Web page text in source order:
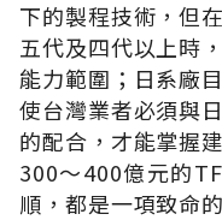
下的製程技術，但
五代及四代以上時
能力範圍；日系廠
使台灣業者必須與
的配合，才能掌握
300～400億元的
順，都是一項致命